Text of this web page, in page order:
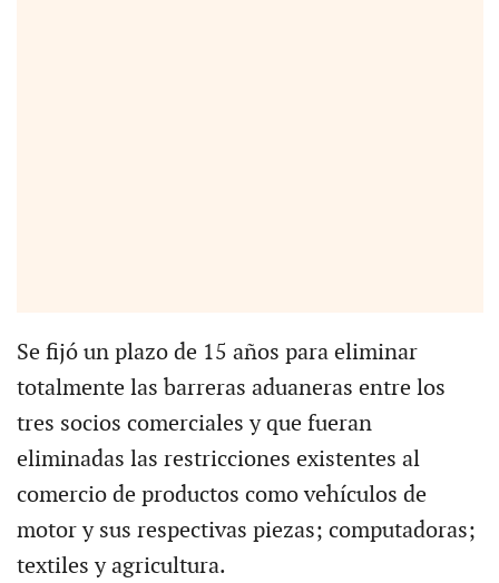
Se fijó un plazo de 15 años para eliminar
totalmente las barreras aduaneras entre los
tres socios comerciales y que fueran
eliminadas las restricciones existentes al
comercio de productos como vehículos de
motor y sus respectivas piezas; computadoras;
textiles y agricultura.